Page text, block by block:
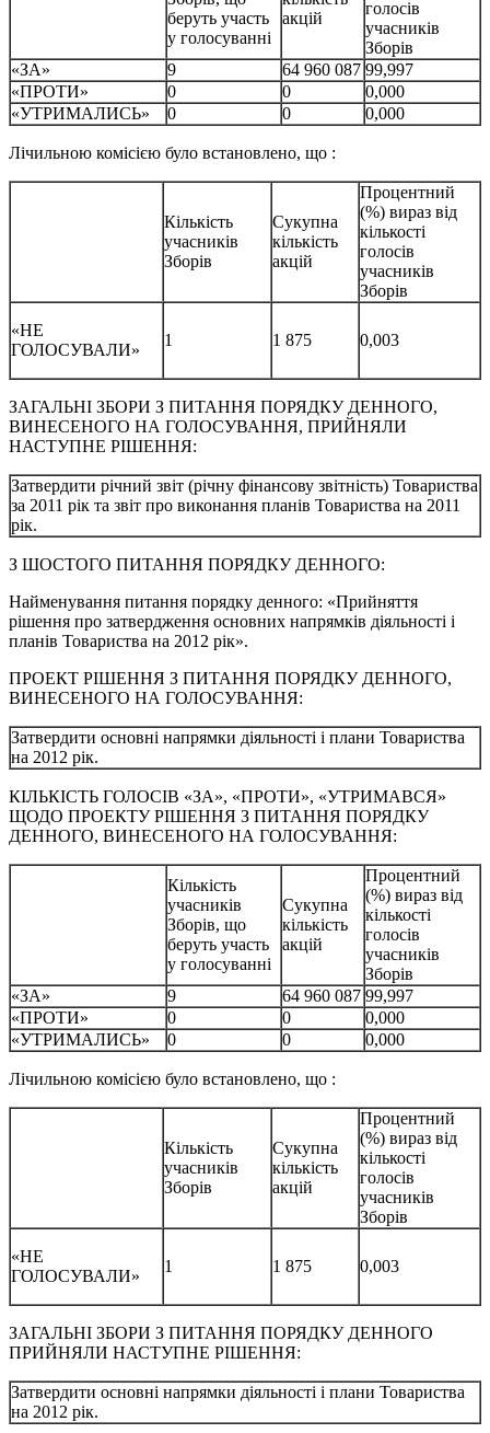
беруть участь
у голосуванні
акцій
голосів
учасників
Зборів
«ЗА»
9 64 960 087 99,997
«ПРОТИ»
0 0
0,000
«УТРИМАЛИСЬ»
0 0 0,000
Лічильною комісією було встановлено, що :
Кількість
учасників
Зборів
Сукупна
кількість
акцій
Процентний
(%) вираз від
кількості
голосів
учасників
Зборів
«НЕ
ГОЛОСУВАЛИ»
1 1 875 0,003
ЗАГАЛЬНІ ЗБОРИ З ПИТАННЯ ПОРЯДКУ ДЕННОГО,
ВИНЕСЕНОГО НА ГОЛОСУВАННЯ, ПРИЙНЯЛИ
НАСТУПНЕ РІШЕННЯ:
Затвердити річний звіт (річну фінансову звітність) Товариства
за 2011 рік та звіт про виконання планів Товариства на 2011
рік.
З ШОСТОГО ПИТАННЯ ПОРЯДКУ ДЕННОГО:
Найменування питання порядку денного: «Прийняття
рішення про затвердження основних напрямків діяльності і
планів Товариства на 2012 рік».
ПРОЕКТ РІШЕННЯ З ПИТАННЯ ПОРЯДКУ ДЕННОГО,
ВИНЕСЕНОГО НА ГОЛОСУВАННЯ:
Затвердити основні напрямки діяльності і плани Товариства
на 2012 рік.
КІЛЬКІСТЬ ГОЛОСІВ «ЗА», «ПРОТИ», «УТРИМАВСЯ»
ЩОДО ПРОЕКТУ РІШЕННЯ З ПИТАННЯ ПОРЯДКУ
ДЕННОГО, ВИНЕСЕНОГО НА ГОЛОСУВАННЯ:
Кількість
учасників
Зборів, що
беруть участь
у голосуванні
Сукупна
кількість
акцій
Процентний
(%) вираз від
кількості
голосів
учасників
Зборів
«ЗА»
9 64 960 087 99,997
«ПРОТИ»
0 0
0,000
«УТРИМАЛИСЬ»
0 0 0,000
Лічильною комісією було встановлено, що :
Кількість
учасників
Зборів
Сукупна
кількість
акцій
Процентний
(%) вираз від
кількості
голосів
учасників
Зборів
«НЕ
ГОЛОСУВАЛИ»
1 1 875 0,003
ЗАГАЛЬНІ ЗБОРИ З ПИТАННЯ ПОРЯДКУ ДЕННОГО
ПРИЙНЯЛИ НАСТУПНЕ РІШЕННЯ:
Затвердити основні напрямки діяльності і плани Товариства
на 2012 рік.